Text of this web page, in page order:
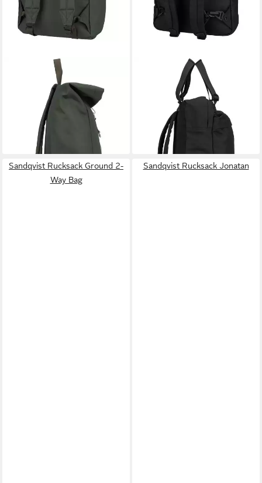
Rucksack Ground L
lieferbar - in 2-3 Werktagen bei dir
Rucksack Go 2-Way Tote
UVP 189,00 €
lieferbar - in 2-3 Werktagen bei dir
Sandqvist Rucksack Ground 2-
Way Bag
Sandqvist Rucksack Jonatan